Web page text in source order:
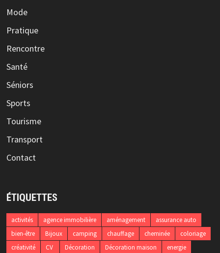
Mode
Pratique
Rencontre
Santé
Séniors
Sports
Tourisme
Transport
Contact
ÉTIQUETTES
activités agence immobilière aménagement
assurance auto
bien-être
Bijoux camping chauffage cheminée
coloriage
créativité
CV Décoration Décoration maison
energie